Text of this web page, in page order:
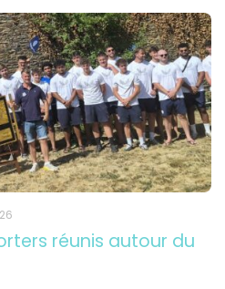
réunis autour du